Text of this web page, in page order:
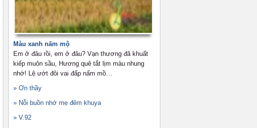
Màu xanh nấm mộ
Em ở đâu rồi, em ở đâu? Vạn thương đã khuất
kiếp muôn sầu, Hương quê tắt lịm màu nhung
nhớ! Lệ ướt đôi vai đấp nấm mồ…
» Ơn thầy
» Nỗi buồn nhớ mẹ đêm khuya
» V.92